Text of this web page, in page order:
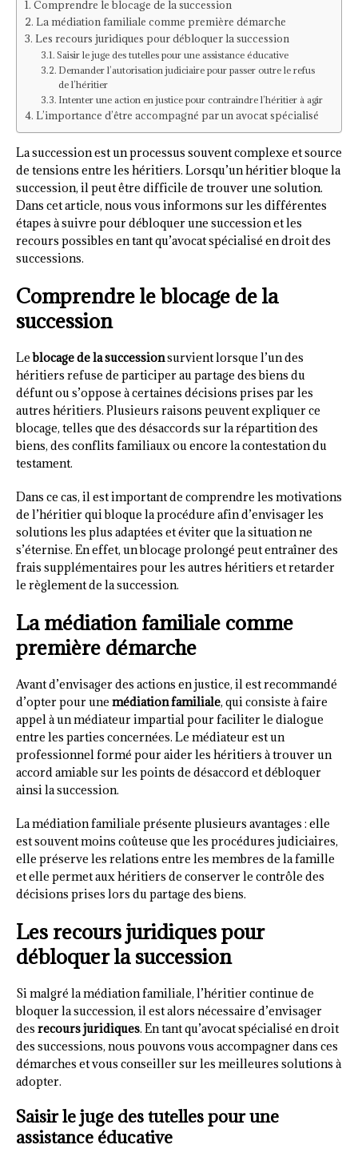
Comprendre le blocage de la succession
La médiation familiale comme première démarche
Les recours juridiques pour débloquer la succession
Saisir le juge des tutelles pour une assistance éducative
Demander l’autorisation judiciaire pour passer outre le refus
de l’héritier
Intenter une action en justice pour contraindre l’héritier à agir
L’importance d’être accompagné par un avocat spécialisé
La succession est un processus souvent complexe et source
de tensions entre les héritiers. Lorsqu’un héritier bloque la
succession, il peut être difficile de trouver une solution.
Dans cet article, nous vous informons sur les différentes
étapes à suivre pour débloquer une succession et les
recours possibles en tant qu’avocat spécialisé en droit des
successions.
Comprendre le blocage de la
succession
Leblocage de la successionsurvient lorsque l’un des
héritiers refuse de participer au partage des biens du
défunt ou s’oppose à certaines décisions prises par les
autres héritiers. Plusieurs raisons peuvent expliquer ce
blocage, telles que des désaccords sur la répartition des
biens, des conflits familiaux ou encore la contestation du
testament.
Dans ce cas, il est important de comprendre les motivations
de l’héritier qui bloque la procédure afin d’envisager les
solutions les plus adaptées et éviter que la situation ne
s’éternise. En effet, un blocage prolongé peut entraîner des
frais supplémentaires pour les autres héritiers et retarder
le règlement de la succession.
La médiation familiale comme
première démarche
Avant d’envisager des actions en justice, il est recommandé
d’opter pour une médiation familiale, qui consiste à faire
appel à un médiateur impartial pour faciliter le dialogue
entre les parties concernées. Le médiateur est un
professionnel formé pour aider les héritiers à trouver un
accord amiable sur les points de désaccord et débloquer
ainsi la succession.
La médiation familiale présente plusieurs avantages : elle
est souvent moins coûteuse que les procédures judiciaires,
elle préserve les relations entre les membres de la famille
et elle permet aux héritiers de conserver le contrôle des
décisions prises lors du partage des biens.
Les recours juridiques pour
débloquer la succession
Si malgré la médiation familiale, l’héritier continue de
bloquer la succession, il est alors nécessaire d’envisager
des recours juridiques. En tant qu’avocat spécialisé en droit
des successions, nous pouvons vous accompagner dans ces
démarches et vous conseiller sur les meilleures solutions à
adopter.
Saisir le juge des tutelles pour une
assistance éducative